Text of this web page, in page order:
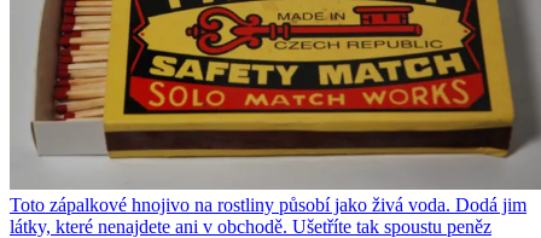
Toto zápalkové hnojivo na rostliny působí jako živá voda. Dodá jim
látky, které nenajdete ani v obchodě. Ušetříte tak spoustu peněz